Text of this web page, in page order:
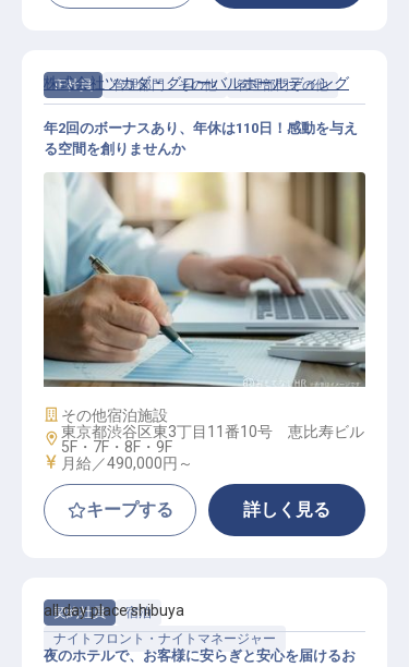
正社員 管理部門・その他 管理部門その他
商空間デザイナー
株式会社ツカダ・グローバルホールディング
年2回のボーナスあり、年休は110日！感動を与え
る空間を創りませんか
施設業態
その他宿泊施設
勤務地
東京都渋谷区東3丁目11番10号 恵比寿ビル
5F・7F・8F・9F
給与
月給／490,000円～
キープする 詳しく見る
契約社員
宿泊
ナイトフロント・ナイトマネージャー
all day place shibuya
夜のホテルで、お客様に安らぎと安心を届けるお